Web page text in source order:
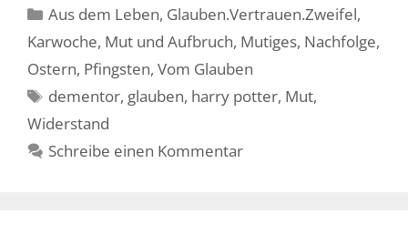
Kategorien
Aus dem Leben, Glauben.Vertrauen.Zweifel,
Karwoche, Mut und Aufbruch, Mutiges, Nachfolge,
Ostern, Pfingsten, Vom Glauben
Schlagwörter
dementor, glauben, harry potter, Mut,
Widerstand
Schreibe einen Kommentar